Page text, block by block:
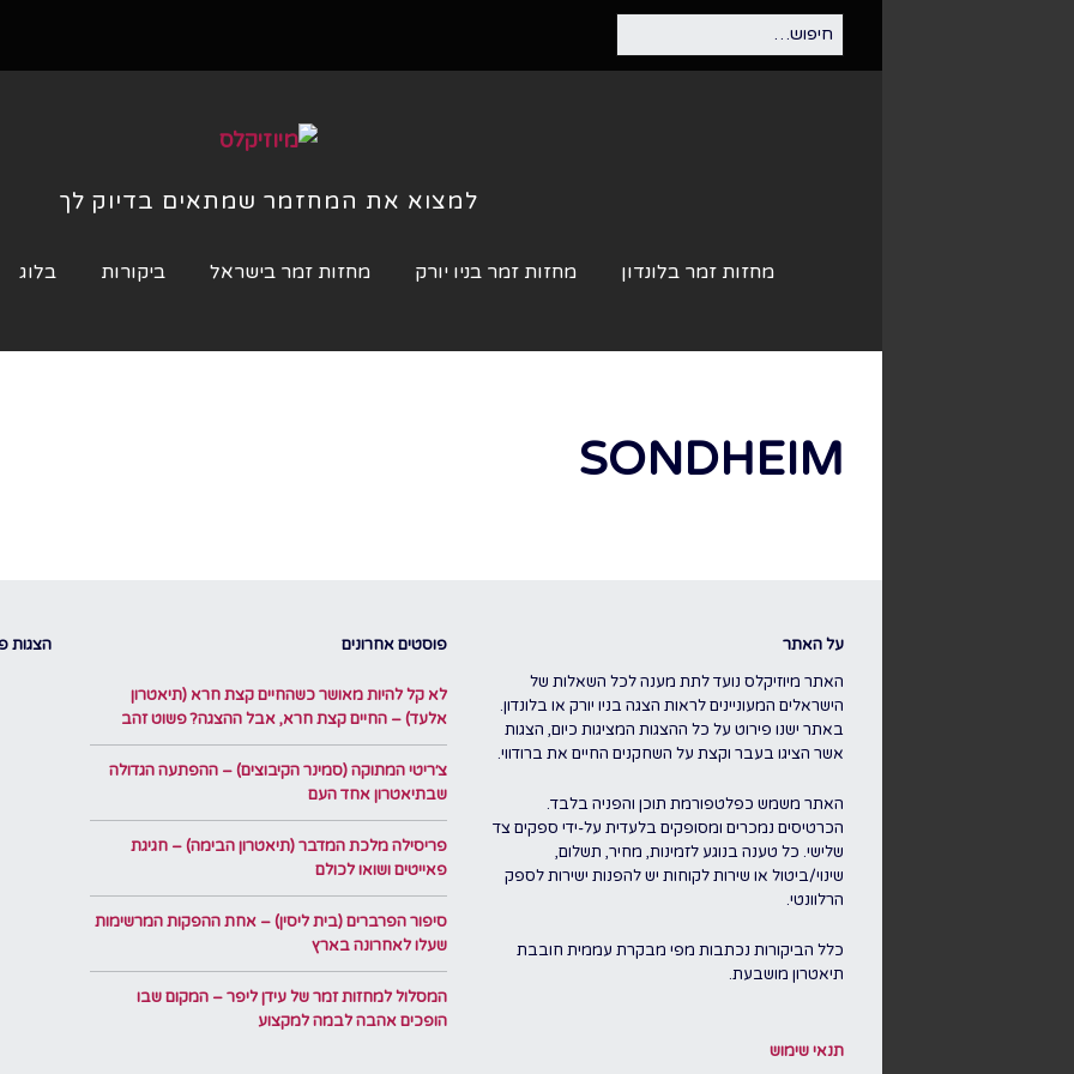
למצוא את המחזמר שמתאים בדיוק לך
מחזות זמר בלונדון מחזות זמר בניו יורק מחזות זמר בישראל ביקורות בלוג
SONDHEIM
הצגות פוסטים אחרונים
לא קל להיות מאושר כשהחיים קצת חרא (תיאטרון
אלעד) – החיים קצת חרא, אבל ההצגה? פשוט זהב
צ׳ריטי המתוקה (סמינר הקיבוצים) – ההפתעה הגדולה
שבתיאטרון אחד העם
פריסילה מלכת המדבר (תיאטרון הבימה) – חגיגת
פאייטים ושואו לכולם
סיפור הפרברים (בית ליסין) – אחת ההפקות המרשימות
שעלו לאחרונה בארץ
המסלול למחזות זמר של עידן ליפר – המקום שבו
הופכים אהבה לבמה למקצוע
על האתר
האתר מיוזיקלס נועד לתת מענה לכל השאלות של
הישראלים המעוניינים לראות הצגה בניו יורק או בלונדון.
באתר ישנו פירוט על כל ההצגות המציגות כיום, הצגות
אשר הציגו בעבר וקצת על השחקנים החיים את ברודווי.
האתר משמש כפלטפורמת תוכן והפניה בלבד.
הכרטיסים נמכרים ומסופקים בלעדית על-ידי ספקים צד
שלישי. כל טענה בנוגע לזמינות, מחיר, תשלום,
שינוי/ביטול או שירות לקוחות יש להפנות ישירות לספק
הרלוונטי.
כלל הביקורות נכתבות מפי מבקרת עממית חובבת
תיאטרון מושבעת.
תנאי שימוש